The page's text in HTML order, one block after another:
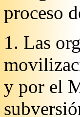
proceso
1. Las
y por el